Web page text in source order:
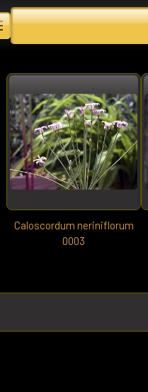
Caloscordum neriniflorum
0003